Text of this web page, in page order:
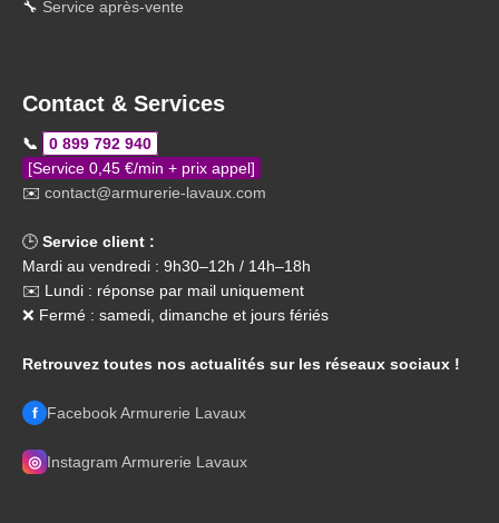
🔧 Service après-vente
Contact & Services
📞
0 899 792 940
[Service 0,45 €/min + prix appel]
✉️ contact@armurerie-lavaux.com
🕒 Service client :
Mardi au vendredi : 9h30–12h / 14h–18h
✉️ Lundi : réponse par mail uniquement
❌ Fermé : samedi, dimanche et jours fériés
Retrouvez toutes nos actualités sur les réseaux sociaux !
f Facebook Armurerie Lavaux
◎ Instagram Armurerie Lavaux